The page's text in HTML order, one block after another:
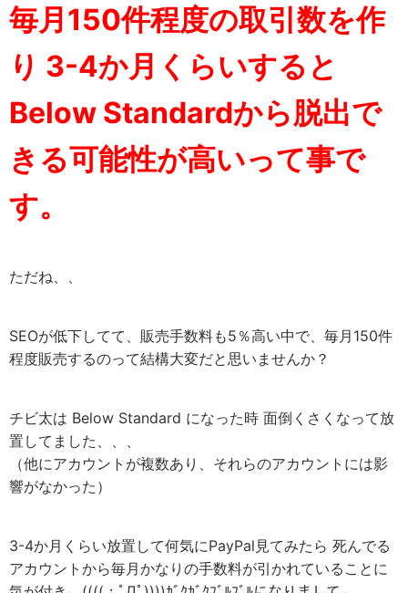
毎月150件程度の取引数を作
り 3-4か月くらいすると
Below Standardから脱出で
きる可能性が高いって事で
す。
ただね、、
SEOが低下してて、販売手数料も5％高い中で、毎月150件
程度販売するのって結構大変だと思いませんか？
チビ太は Below Standard になった時 面倒くさくなって放
置してました、、、
（他にアカウントが複数あり、それらのアカウントには影
響がなかった）
3-4か月くらい放置して何気にPayPal見てみたら 死んでる
アカウントから毎月かなりの手数料が引かれていることに